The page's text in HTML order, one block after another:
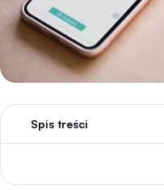
Spis treści